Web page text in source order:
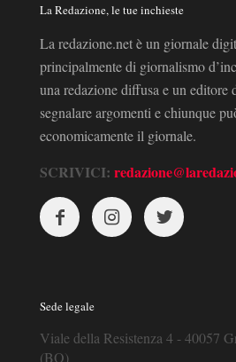
La Redazione, le tue inchieste
La redazione.net è un giornale
principalmente di giornalismo
una redazione diffusa e un
segnalare argomenti e chiunque
economicamente il giornale.
SCRIVICI:
Sede legale
Viale della Resistenza 4 - 40057
(BO)